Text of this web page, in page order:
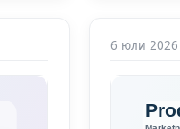
6 юли 2026